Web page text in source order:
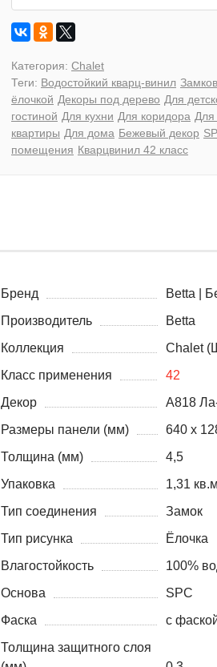
Категория: Chalet
Теги: Водостойкий кварц-винил
ёлочкой Декоры под дерево Для
гостиной Для кухни Для коридора Для
квартиры Для дома Бежевый декор
помещения Кварцвинил 42 класс
Бренд
Betta |
Производитель
Betta
Коллекция
Chalet
Класс применения
42
Декор
A818
Размеры панели (мм)
640 х
Толщина (мм)
4,5
Упаковка
1,31
Тип соединения
Замок
Тип рисунка
Ёлочка
Влагостойкость
100%
Основа
SPC
Фаска
с
Толщина защитного слоя